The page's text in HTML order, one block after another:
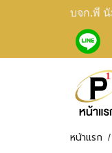
บจก.พี นั
หน้าแรก